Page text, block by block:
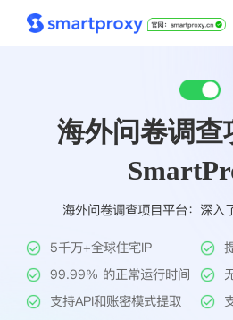
套餐购买
帮助中心
海外问卷调查
海外问卷调查项目平台：深入
5千万+全球住宅IP
99.99% 的正常运行时间
支持API和账密模式提取